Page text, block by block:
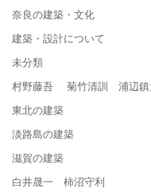
奈良の建築・文化
建築・設計について
未分類
村野藤吾 菊竹清訓 浦辺
東北の建築
淡路島の建築
滋賀の建築
白井晟一 柿沼守利